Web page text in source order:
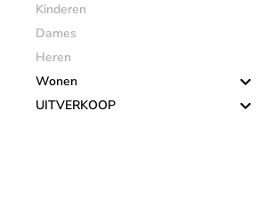
Kinderen
Dames
Heren
Wonen
UITVERKOOP